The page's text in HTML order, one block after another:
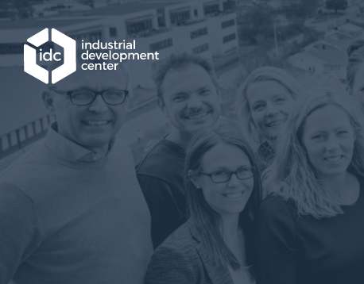
Hoppa till huvudinnehållet